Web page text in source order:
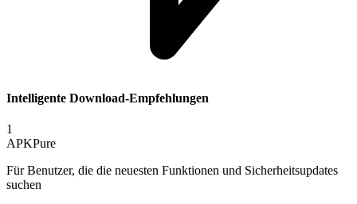
Intelligente Download-Empfehlungen
1
APKPure
Für Benutzer, die die neuesten Funktionen und Sicherheitsupdates
suchen